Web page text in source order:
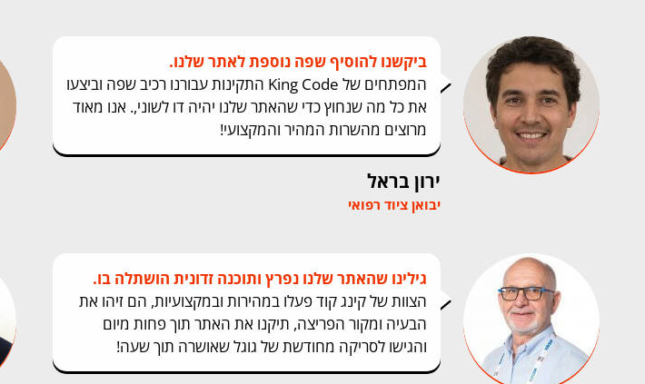
ירון בראל
יבואן ציוד רפואי
ביקשנו להוסיף שפה נוספת לאתר שלנו.
המפתחים של King Code התקינות עבורנו רכיב שפה וביצעו
את כל מה שנחוץ כדי שהאתר שלנו יהיה דו לשוני,. אנו מאוד
מרוצים מהשרות המהיר והמקצועי!
גילינו שהאתר שלנו נפרץ ותוכנה זדונית הושתלה בו.
הצוות של קינג קוד פעלו במהירות ובמקצועיות, הם זיהו את
הבעיה ומקור הפריצה, תיקנו את האתר תוך פחות מיום
והגישו לסריקה מחודשת של גוגל שאושרה תוך שעה!